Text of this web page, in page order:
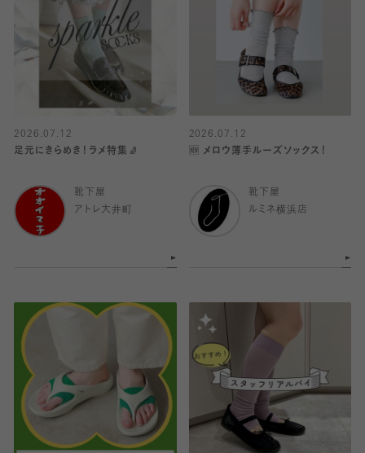
2026.07.12
足元にきらめき！ラメ特集🧦
靴下屋
アトレ大井町
2026.07.12
🆕 メロウ薄手ルーズソックス！
靴下屋
ルミネ横浜店